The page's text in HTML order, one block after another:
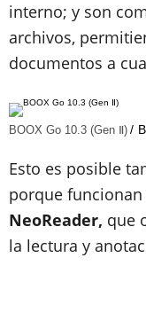
interno; y son
archivos,
documentos a
BOOX Go 10.3 (Gen Ⅱ)
Esto es posible
porque funcionan
NeoReader, que
la lectura y